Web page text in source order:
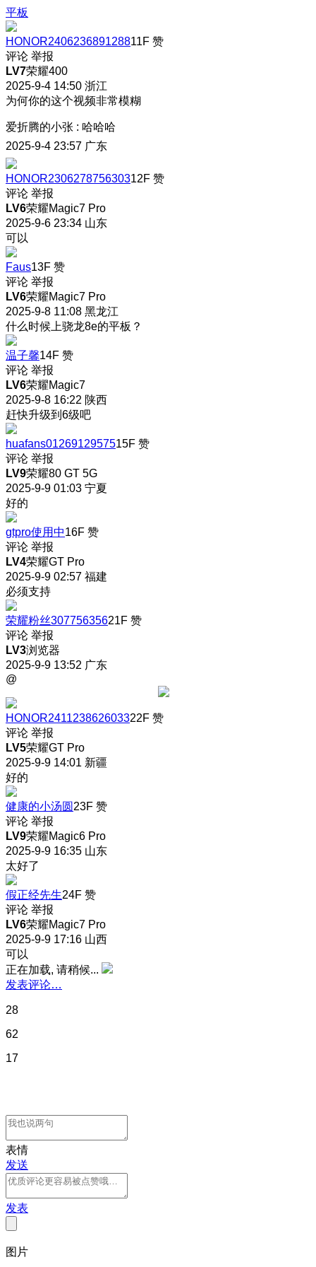
平板
HONOR240623689128811F 赞
评论 举报
LV7荣耀400
2025-9-4 14:50 浙江
为何你的这个视频非常模糊
爱折腾的小张 : 哈哈哈
2025-9-4 23:57 广东
HONOR230627875630312F 赞
评论 举报
LV6荣耀Magic7 Pro
2025-9-6 23:34 山东
可以
Faus13F 赞
评论 举报
LV6荣耀Magic7 Pro
2025-9-8 11:08 黑龙江
什么时候上骁龙8e的平板？
温子馨14F 赞
评论 举报
LV6荣耀Magic7
2025-9-8 16:22 陕西
赶快升级到6级吧
huafans0126912957515F 赞
评论 举报
LV9荣耀80 GT 5G
2025-9-9 01:03 宁夏
好的
gtpro使用中16F 赞
评论 举报
LV4荣耀GT Pro
2025-9-9 02:57 福建
必须支持
荣耀粉丝30775635621F 赞
评论 举报
LV3浏览器
2025-9-9 13:52 广东
@
HONOR241123862603322F 赞
评论 举报
LV5荣耀GT Pro
2025-9-9 14:01 新疆
好的
健康的小汤圆 23F 赞
评论 举报
LV9荣耀Magic6 Pro
2025-9-9 16:35 山东
太好了
假正经先生24F 赞
评论 举报
LV6荣耀Magic7 Pro
2025-9-9 17:16 山西
可以
正在加载, 请稍候...
发表评论…
28
62
17
表情
发送
发表
图片